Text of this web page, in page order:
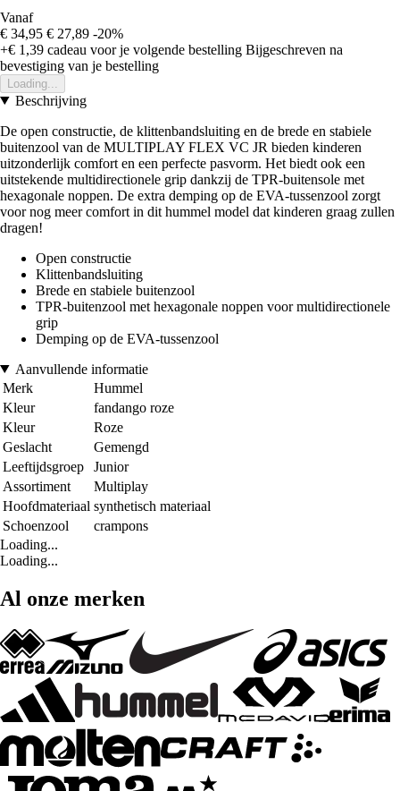
Vanaf
€ 34,95 € 27,89 -20%
+€ 1,39 cadeau voor je volgende bestelling Bijgeschreven na
bevestiging van je bestelling
Loading...
Beschrijving
De open constructie, de klittenbandsluiting en de brede en stabiele
buitenzool van de MULTIPLAY FLEX VC JR bieden kinderen
uitzonderlijk comfort en een perfecte pasvorm. Het biedt ook een
uitstekende multidirectionele grip dankzij de TPR-buitensole met
hexagonale noppen. De extra demping op de EVA-tussenzool zorgt
voor nog meer comfort in dit hummel model dat kinderen graag zullen
dragen!
Open constructie
Klittenbandsluiting
Brede en stabiele buitenzool
TPR-buitenzool met hexagonale noppen voor multidirectionele
grip
Demping op de EVA-tussenzool
Aanvullende informatie
Merk
Hummel
Kleur
fandango roze
Kleur
Roze
Geslacht
Gemengd
Leeftijdsgroep
Junior
Assortiment
Multiplay
Hoofdmateriaal synthetisch materiaal
Schoenzool
crampons
Loading...
Loading...
Al onze merken